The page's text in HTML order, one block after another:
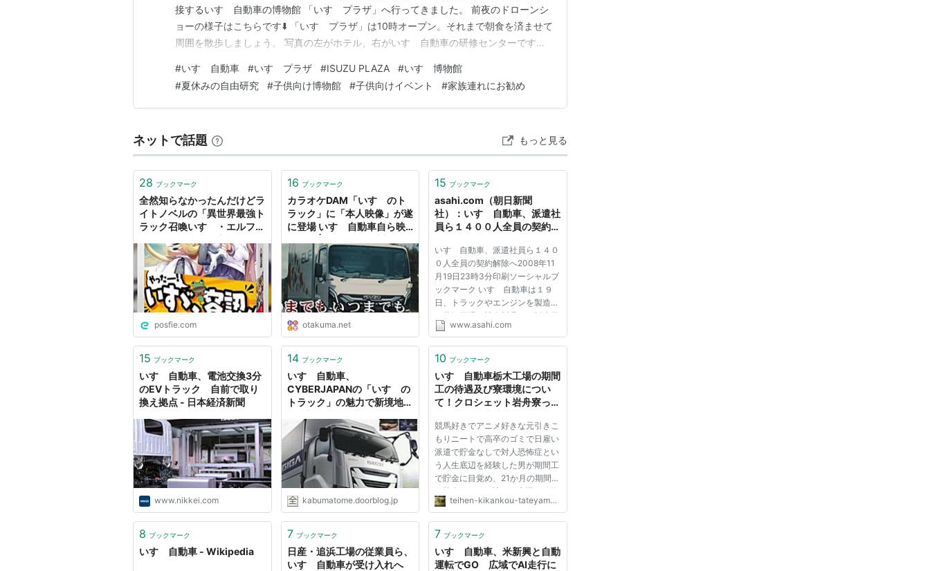
接するいすゞ自動車の博物館 「いすゞプラザ」へ行ってきました。 前夜のドローンシ
ョーの様子はこちらです⬇️ 「いすゞプラザ」は10時オープン。それまで朝食を済ませて
周囲を散歩しましょう。 写真の左がホテル、右がいすゞ自動車の研修センターです。
川は割と綺麗で、川底も見えて鯉なんかも沢山泳いでました。 散歩にはうってつけの
コースですよ🎵 ホテルに戻…
#いすゞ自動車 #いすゞプラザ #ISUZU PLAZA #いすゞ博物館
#夏休みの自由研究 #子供向け博物館 #子供向けイベント #家族連れにお勧め
ネットで話題 もっと見る
28 ブックマーク
全然知らなかったんだけどラ
イトノベルの「異世界最強ト
ラック召喚いすゞ・エルフ」
た話→公式「いすゞ自動車」
が本当に読んで引用してしま
う
posfie.com
16 ブックマーク
カラオケDAM「いすゞのト
ラック」に「本人映像」が遂
に登場 いすゞ自動車自ら映
otakuma.net
15 ブックマーク
asahi.com（朝日新聞
社）：いすゞ自動車、派遣社
員ら１４００人全員の契約解
いすゞ自動車、派遣社員ら１４０
０人全員の契約解除へ2008年11
月19日23時3分印刷ソーシャルブ
ックマーク いすゞ自動車は１９
日、トラックやエンジンを製造す
る藤沢工場（神奈川県）と栃木工
場で働く派遣従業員と期間従業員
月末で解除することを明らかにし
た。契約期間が満了していない
人...
www.asahi.com
15 ブックマーク
いすゞ自動車、電池交換3分
のEVトラック 自前で取り
換え拠点 - 日本経済新聞
www.nikkei.com
14 ブックマーク
いすゞ自動車、
CYBERJAPANの「いすゞの
トラック」の魅力で新境地開
kabumatome.doorblog.jp
10 ブックマーク
いすゞ自動車栃木工場の期間
工の待遇及び寮環境につい
て！クロシェット岩舟寮っ
当？ ｜ 40歳までにFIREを目
指す！タテヤマブログセミリ
タイア伝説
競馬好きでアニメ好きな元引きこ
もりニートで高卒のゴミで日雇い
派遣で貯金なしで対人恐怖症とい
う人生底辺を経験した男が期間工
で貯金に目覚め、21か月の期間工
で貯金700万を貯めて底辺から抜
け出し、FIREへ向けて頑張るブロ
ていく方法や考え方や資産運用や
副業等を並行し、セミリタイア...
teihen-kikankou-tateyama.com
8 ブックマーク
いすゞ自動車 - Wikipedia
7 ブックマーク
日産・追浜工場の従業員ら、
いすゞ自動車が受け入れへ
7 ブックマーク
いすゞ自動車、米新興と自動
運転でGO 広域でAI走行に